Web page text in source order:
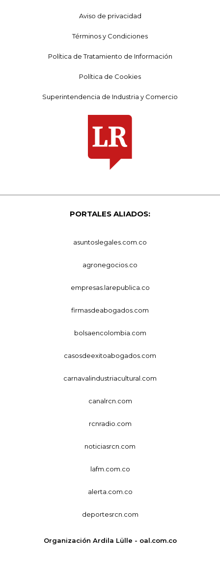
Aviso de privacidad
Términos y Condiciones
Política de Tratamiento de Información
Política de Cookies
Superintendencia de Industria y Comercio
PORTALES ALIADOS:
asuntoslegales.com.co
agronegocios.co
empresas.larepublica.co
firmasdeabogados.com
bolsaencolombia.com
casosdeexitoabogados.com
carnavalindustriacultural.com
canalrcn.com
rcnradio.com
noticiasrcn.com
lafm.com.co
alerta.com.co
deportesrcn.com
Organización Ardila Lülle - oal.com.co